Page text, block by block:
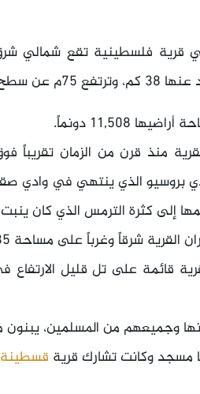
قرية فلسطينية تقع شمالي
عن سطح البحر.
11,508 دونماً.
بروسيو الذي ينتهي في وادي
إلى كثرة الترمس الذي كان
شرقاً وغرباً على مساحة 35 دونماً، ومعظم مبانيها من اللبن.
قائمة على تل قليل
وجميعهم من المسلمين، يبنون
مسجد وكانت تشارك قرية قسطينة